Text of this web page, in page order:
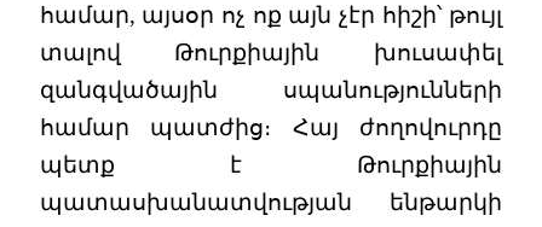
համար, այսօր ոչ ոք այն չէր հիշի՝ թույլ
տալով Թուրքիային խուսափել
զանգվածային սպանությունների
համար պատժից։ Հայ ժողովուրդը
պետք է Թուրքիային
պատասխանատվության ենթարկի